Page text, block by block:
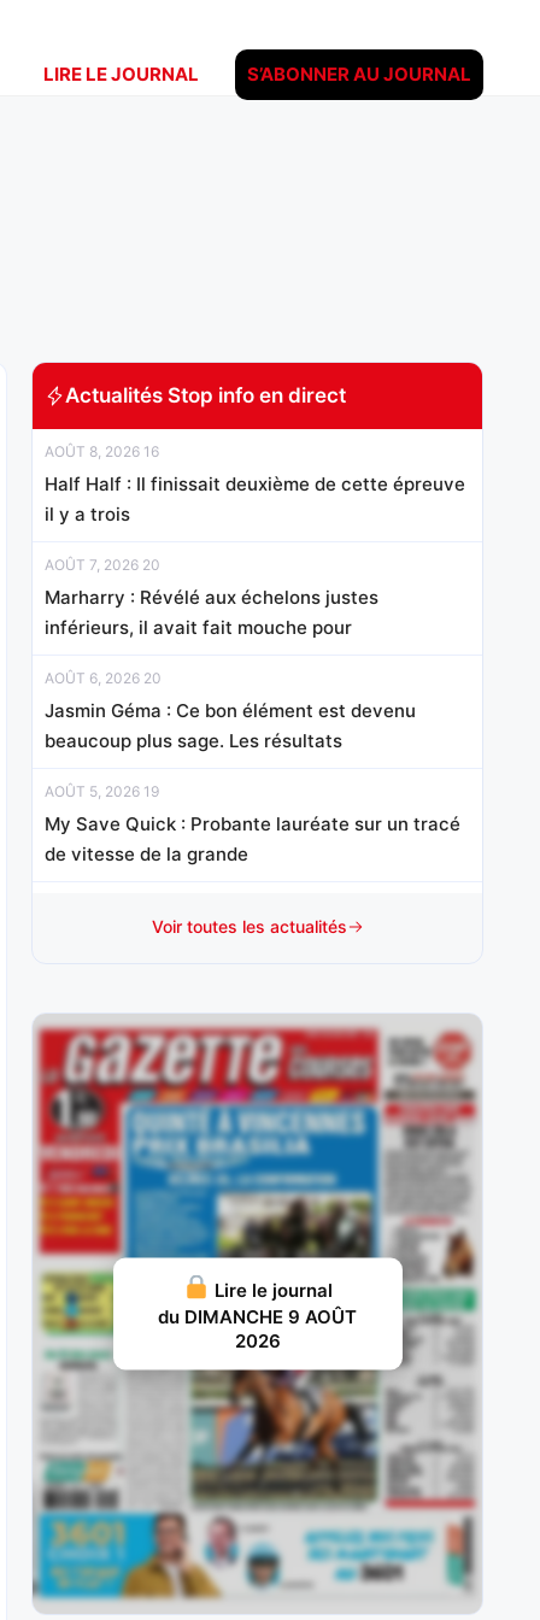
LIRE LE JOURNAL S’ABONNER AU JOURNAL
Actualités Stop info en direct
AOÛT 8, 2026 16
Half Half : Il finissait deuxième de cette épreuve
il y a trois
AOÛT 7, 2026 20
Marharry : Révélé aux échelons justes
inférieurs, il avait fait mouche pour
AOÛT 6, 2026 20
Jasmin Géma : Ce bon élément est devenu
beaucoup plus sage. Les résultats
AOÛT 5, 2026 19
My Save Quick : Probante lauréate sur un tracé
de vitesse de la grande
Caramelito : A créditer d’une saison 2024
AOÛT 2, 2026 15
Melbora : Sur le podium d’un événement
remporté par Rock Blanc en
AOÛT 1, 2026 15
Baileys Bachelor : Après s’être imposé à trois
reprises l’an dernier en catégories
JUILLET 31, 2026 20
Hello Avenue : Elle a tenté sa chance sans
succès dans le Prix
JUILLET 30, 2026 20
Joker Géma : Adepte de ce parcours où il est
JUILLET 29, 2026 19
Tamyz : Il a échoué aux portes des places lors
de son
JUILLET 28, 2026 18
Voir toutes les actualités
Lire le journal
du DIMANCHE 9 AOÛT
2026